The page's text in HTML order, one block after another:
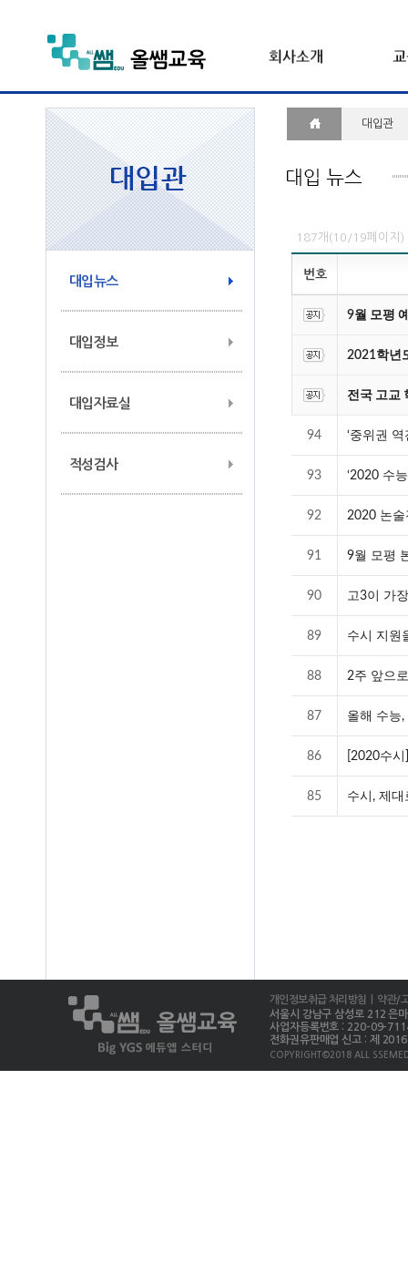
대입뉴스
대입정보
대입자료실
적성검사
대입관
187개(10/19페이지)
번호
9월 모평
2021학년
전국 고교
94 ‘중위권
93 ‘2020 수
92 2020 논술
91 9월 모평
90 고3이 가
89 수시 지원
88 2주 앞으
87 올해 수능
86 [2020수
85 수시, 제대
개인정보취급 처리방침
| 약관/
서울시 강남구 삼성로 212 은
사업자등록번호 : 220-09-
전화권유판매업 신고 : 제
COPYRIGHT©2018 ALL